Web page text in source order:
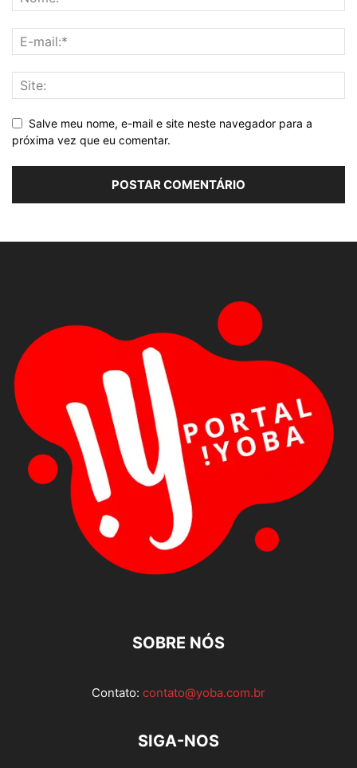
Salve meu nome, e-mail e site neste navegador para a
próxima vez que eu comentar.
SOBRE NÓS
Contato: contato@yoba.com.br
SIGA-NOS